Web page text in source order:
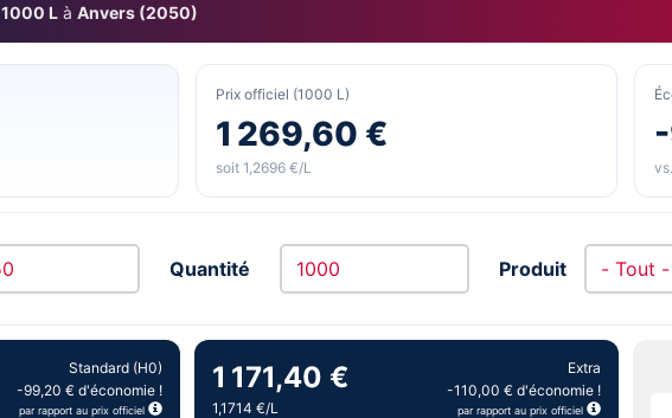
1000 L à Anvers (2050)
Prix officiel (1000 L)
1 269,60 €
soit 1,2696 €/L
Quantité Produit
Standard (H0)
-99,20 € d'économie !
par rapport au prix officiel
1 171,40 €
1,1714 €/L
Extra
-110,00 € d'économie !
par rapport au prix officiel